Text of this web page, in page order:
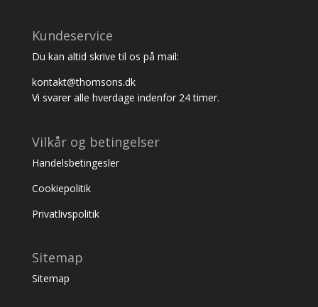
Kundeservice
Du kan altid skrive til os på mail:
kontakt@thomsons.dk
Vi svarer alle hverdage indenfor 24 timer.
Vilkår og betingelser
Handelsbetingesler
Cookiepolitik
Privatlivspolitik
Sitemap
Sitemap